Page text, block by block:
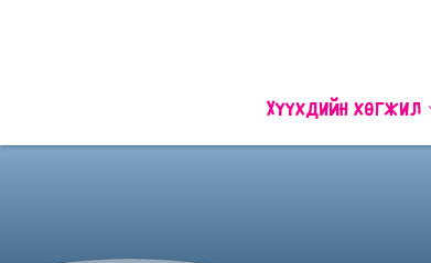
Хүүхдийн хөгжил